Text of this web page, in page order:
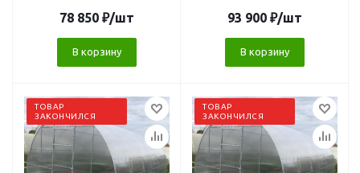
78 850 ₽/шт
В корзину
93 900 ₽/шт
В корзину
ТОВАР
ЗАКОНЧИЛСЯ
ТОВАР
ЗАКОНЧИЛСЯ